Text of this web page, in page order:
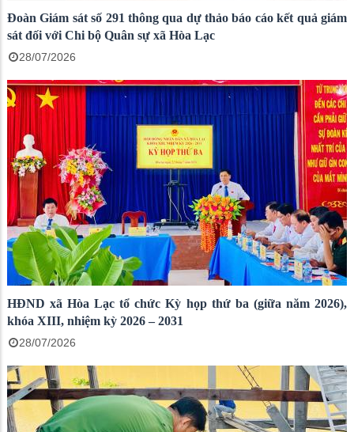
Đoàn Giám sát số 291 thông qua dự thảo báo cáo kết quả giám
sát đối với Chi bộ Quân sự xã Hòa Lạc
28/07/2026
HĐND xã Hòa Lạc tổ chức Kỳ họp thứ ba (giữa năm 2026),
khóa XIII, nhiệm kỳ 2026 – 2031
28/07/2026